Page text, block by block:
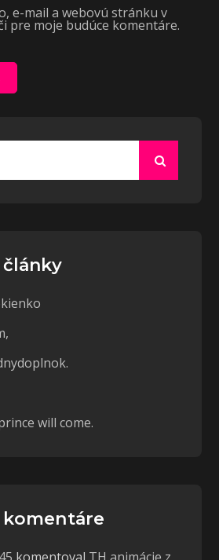
e-mail a webovú stránku v
pre moje budúce komentáre.
will come.
komentáre